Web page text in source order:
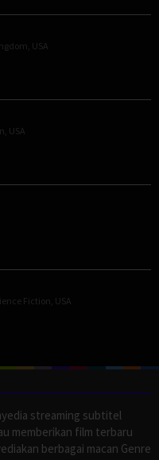
USA
USA
Fiction USA
streaming subtitel
memberikan film terbaru
berbagai macan Genre